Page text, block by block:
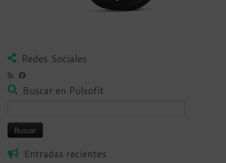
Redes Sociales
Buscar en Pulsofit
Entradas recientes